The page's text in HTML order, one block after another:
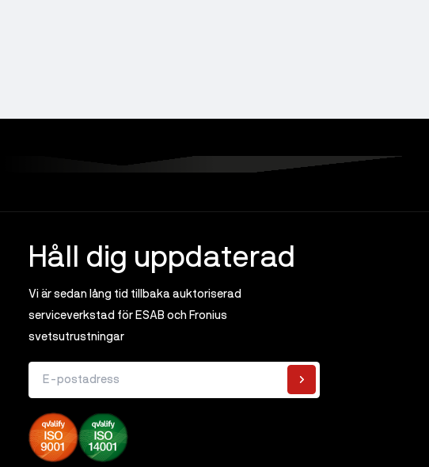
Håll dig uppdaterad
Vi är sedan lång tid tillbaka auktoriserad
serviceverkstad för ESAB och Fronius
svetsutrustningar
E-postadress